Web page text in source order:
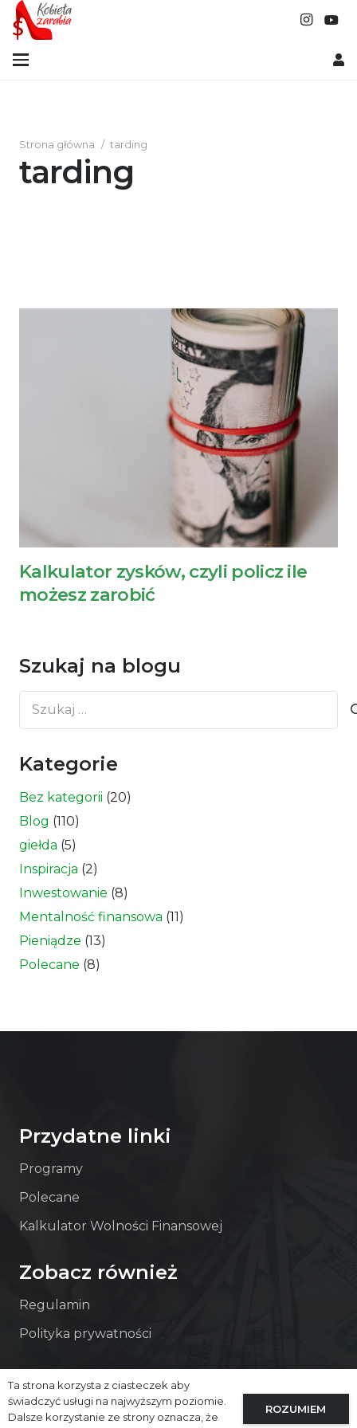
Strona główna / tarding
tarding
Kalkulator zysków, czyli policz ile
możesz zarobić
Szukaj na blogu
Szukaj:
Kategorie
Bez kategorii (20)
Blog (110)
giełda (5)
Inspiracja (2)
Inwestowanie (8)
Mentalność finansowa (11)
Pieniądze (13)
Polecane (8)
Przydatne linki
Programy
Polecane
Kalkulator Wolności Finansowej
Zobacz również
Regulamin
Polityka prywatności
Kontakt
Ta strona korzysta z ciasteczek aby
świadczyć usługi na najwyższym poziomie.
Dalsze korzystanie ze strony oznacza, że
ROZUMIEM